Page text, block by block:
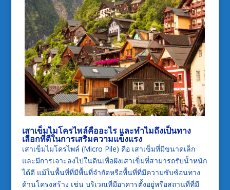
เสาเข็มไมโครไพล์คืออะไร และทำไมถึงเป็นทาง
เลือกที่ดีในการเสริมความแข็งแรง
เสาเข็มไมโครไพล์ (Micro Pile) คือ เสาเข็มที่มีขนาดเล็ก
และมีการเจาะลงไปในดินเพื่อฝังเสาเข็มที่สามารถรับน้ำหนัก
ได้ดี แม้ในพื้นที่ที่มีพื้นที่จำกัดหรือพื้นที่ที่มีความซับซ้อนทาง
ด้านโครงสร้าง เช่น บริเวณที่มีอาคารตั้งอยู่หรือสถานที่ที่มี